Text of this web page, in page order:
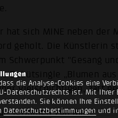
die Analyse-Cookies eine
Datenschutzrechts ist. Mit Ihrer
Sie können Ihre
Datenschutzbestimmungen und
hat sich MINE neben der
geholt. Die Künstlerin
Schwerpunkt "Gesang
Debütsingle „Blumen
vielschichtigen, zart
Terminenvon MINE.